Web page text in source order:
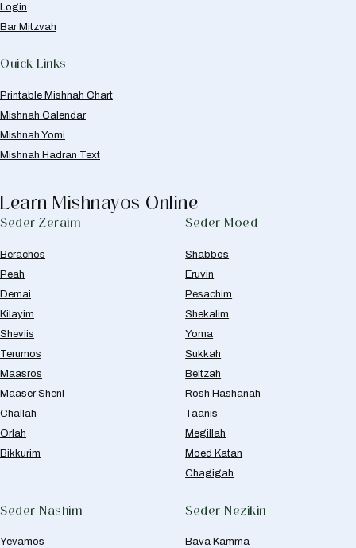
Login
Bar Mitzvah
Quick Links
Printable Mishnah Chart
Mishnah Calendar
Mishnah Yomi
Mishnah Hadran Text
Learn Mishnayos Online
Seder Zeraim
Berachos
Peah
Demai
Kilayim
Sheviis
Terumos
Maasros
Maaser Sheni
Challah
Orlah
Bikkurim
Seder Moed
Shabbos
Eruvin
Pesachim
Shekalim
Yoma
Sukkah
Beitzah
Rosh Hashanah
Taanis
Megillah
Moed Katan
Chagigah
Seder Nashim
Yevamos
Seder Nezikin
Bava Kamma